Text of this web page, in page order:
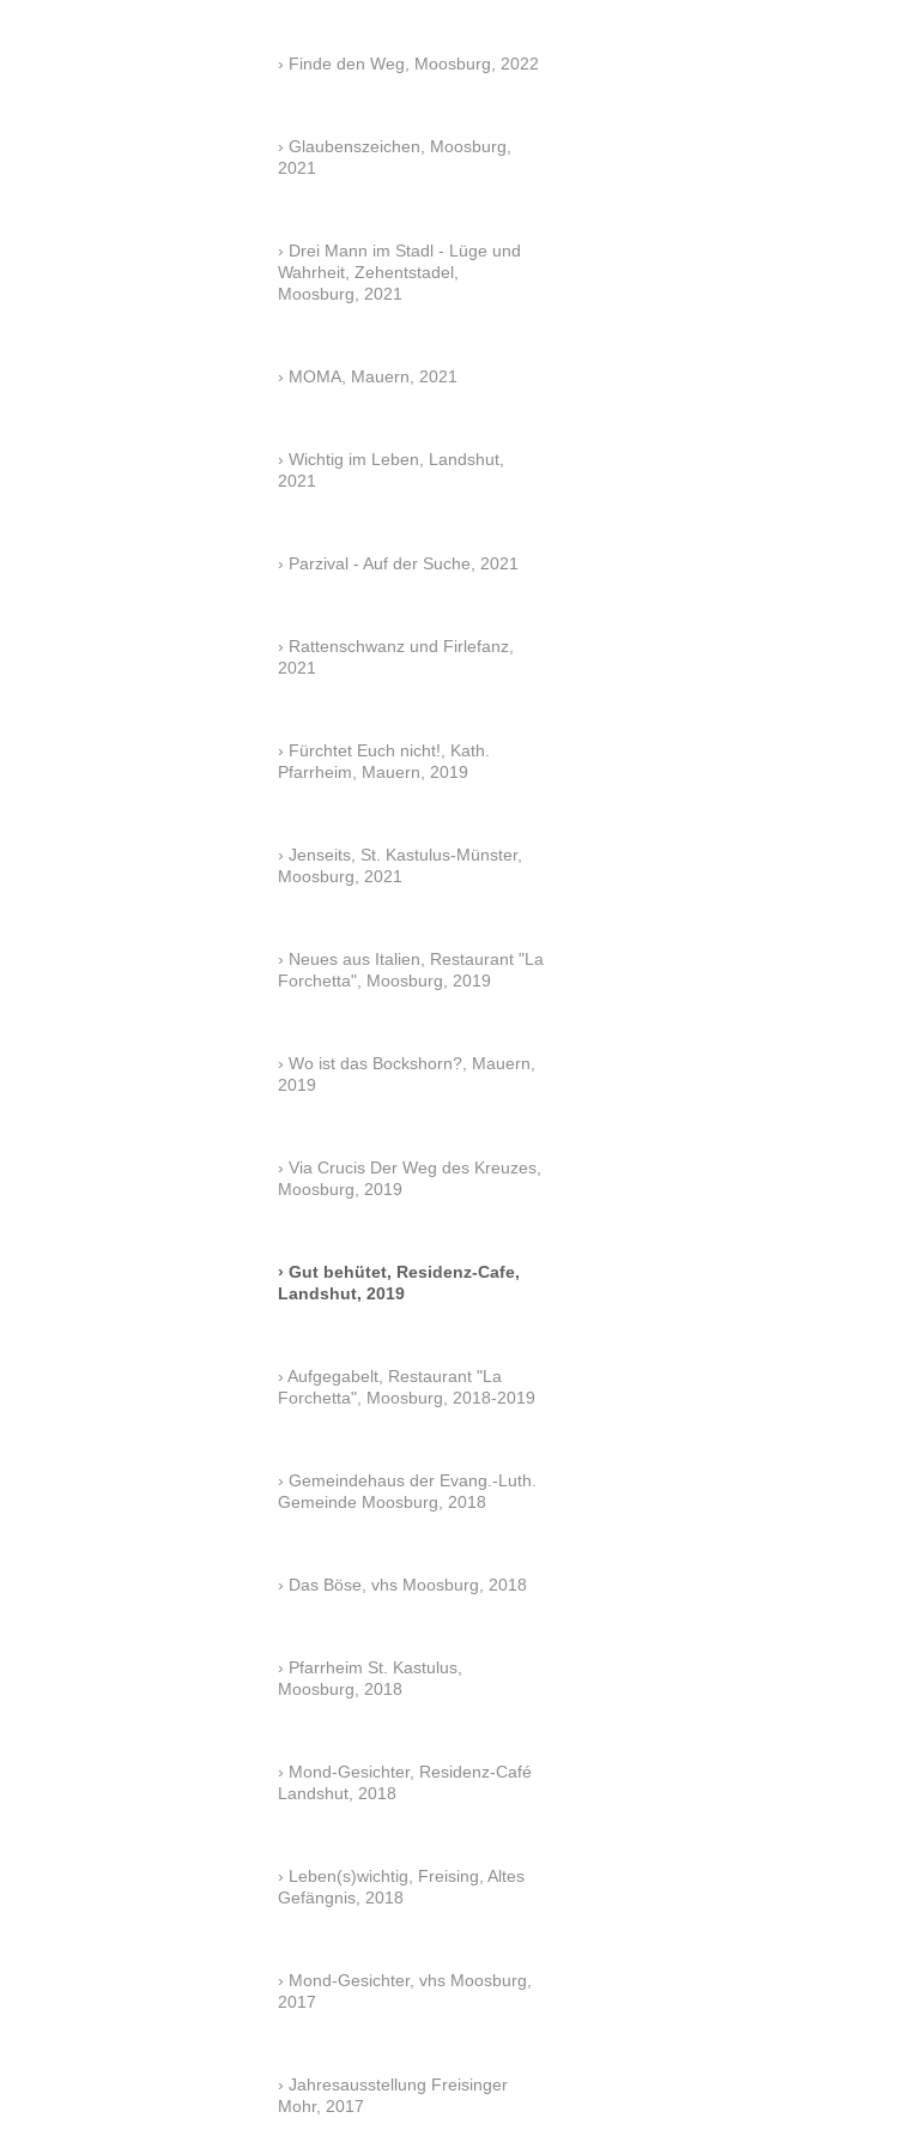
Finde den Weg, Moosburg, 2022
Glaubenszeichen, Moosburg,
2021
Drei Mann im Stadl - Lüge und
Wahrheit, Zehentstadel,
Moosburg, 2021
MOMA, Mauern, 2021
Wichtig im Leben, Landshut,
2021
Parzival - Auf der Suche, 2021
Rattenschwanz und Firlefanz,
2021
Fürchtet Euch nicht!, Kath.
Pfarrheim, Mauern, 2019
Jenseits, St. Kastulus-Münster,
Moosburg, 2021
Neues aus Italien, Restaurant "La
Forchetta", Moosburg, 2019
Wo ist das Bockshorn?, Mauern,
2019
Via Crucis Der Weg des Kreuzes,
Moosburg, 2019
Gut behütet, Residenz-Cafe,
Landshut, 2019
Aufgegabelt, Restaurant "La
Forchetta", Moosburg, 2018-2019
Gemeindehaus der Evang.-Luth.
Gemeinde Moosburg, 2018
Das Böse, vhs Moosburg, 2018
Pfarrheim St. Kastulus,
Moosburg, 2018
Mond-Gesichter, Residenz-Café
Landshut, 2018
Leben(s)wichtig, Freising, Altes
Gefängnis, 2018
Mond-Gesichter, vhs Moosburg,
2017
Jahresausstellung Freisinger
Mohr, 2017